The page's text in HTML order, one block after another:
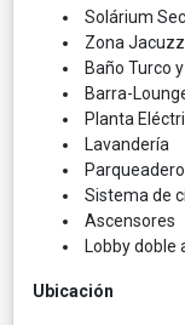
Solárium
Zona
Baño Turco
Barra-
Planta
Lavandería
Sistema de
Ascensores
Lobby doble
Ubicación